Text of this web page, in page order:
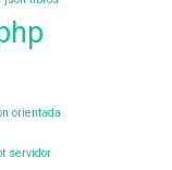
orientada
servidor